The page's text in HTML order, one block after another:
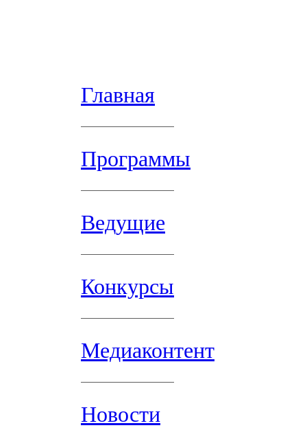
Главная
Программы
Ведущие
Конкурсы
Медиаконтент
Новости